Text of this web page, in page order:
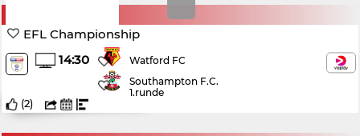
EFL Championship
14:30
Watford FC
Southampton F.C.
1.runde
(2)